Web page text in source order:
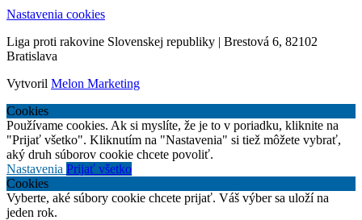
Nastavenia cookies
Liga proti rakovine Slovenskej republiky | Brestová 6, 82102
Bratislava
Vytvoril Melon Marketing
Cookies
Používame cookies. Ak si myslíte, že je to v poriadku, kliknite na
"Prijať všetko". Kliknutím na "Nastavenia" si tiež môžete vybrať,
aký druh súborov cookie chcete povoliť.
Nastavenia Prijať všetko
Cookies
Vyberte, aké súbory cookie chcete prijať. Váš výber sa uloží na
jeden rok.